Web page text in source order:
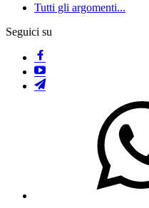
Tutti gli argomenti...
Seguici su